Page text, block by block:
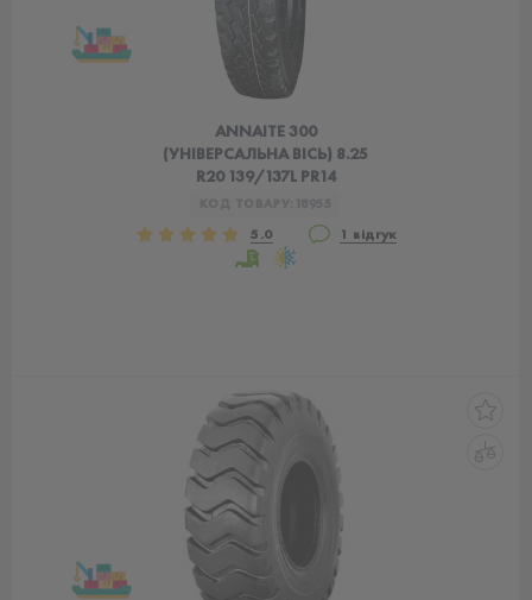
ANNAITE 300
(УНІВЕРСАЛЬНА ВІСЬ) 8.25
R20 139/137L PR14
5.0 1 відгук